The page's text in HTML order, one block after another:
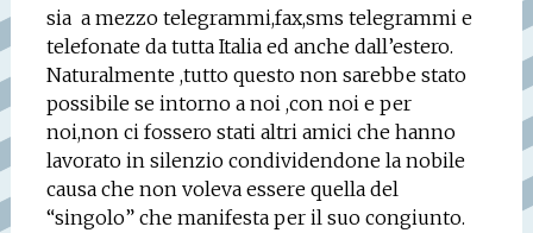
sia a mezzo telegrammi,fax,sms telegrammi e
telefonate da tutta Italia ed anche dall’estero.
Naturalmente ,tutto questo non sarebbe stato
possibile se intorno a noi ,con noi e per
noi,non ci fossero stati altri amici che hanno
lavorato in silenzio condividendone la nobile
causa che non voleva essere quella del
“singolo” che manifesta per il suo congiunto.